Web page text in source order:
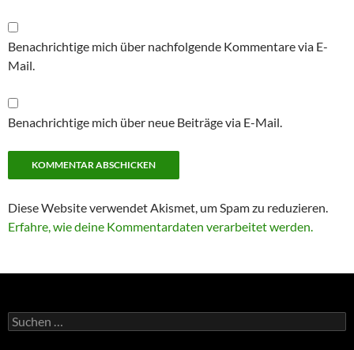
Benachrichtige mich über nachfolgende Kommentare via E-
Mail.
Benachrichtige mich über neue Beiträge via E-Mail.
Diese Website verwendet Akismet, um Spam zu reduzieren.
Erfahre, wie deine Kommentardaten verarbeitet werden.
Suchen
nach: